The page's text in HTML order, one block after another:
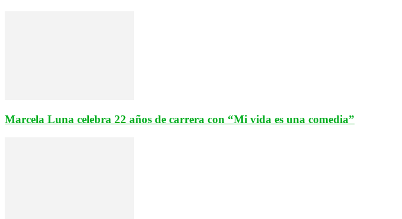
Marcela Luna celebra 22 años de carrera con “Mi vida es una comedia”